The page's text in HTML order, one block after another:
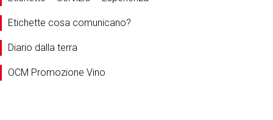
Etichette cosa comunicano?
Diario dalla terra
OCM Promozione Vino